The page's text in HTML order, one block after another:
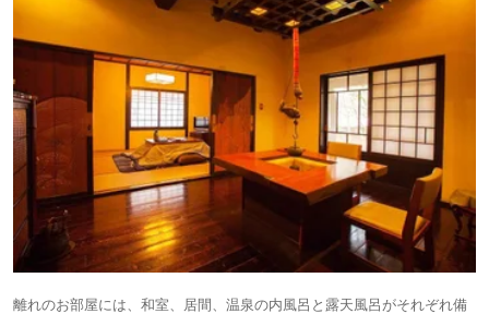
離れのお部屋には、和室、居間、温泉の内風呂と露天風呂がそれぞれ備